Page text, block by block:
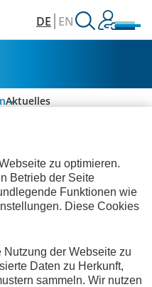
DE EN
Aktuelles
Bescheinigungen
zu optimieren.
Betrieb der Seite
Funktionen wie
Diese Cookies
der Webseite zu
Daten zu Herkunft,
sammeln. Wir nutzen